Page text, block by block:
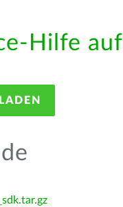
Hilfe auf